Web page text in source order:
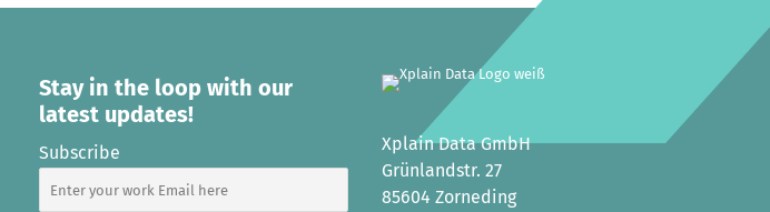
Stay in the loop with our
latest updates!
Subscribe
Xplain Data GmbH
Grünlandstr. 27
85604 Zorneding